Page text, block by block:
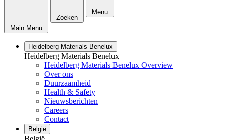
Main Menu
Zoeken
Menu
Heidelberg Materials Benelux
Heidelberg Materials Benelux
Heidelberg Materials Benelux Overview
Over ons
Duurzaamheid
Health & Safety
Nieuwsberichten
Careers
Contact
België